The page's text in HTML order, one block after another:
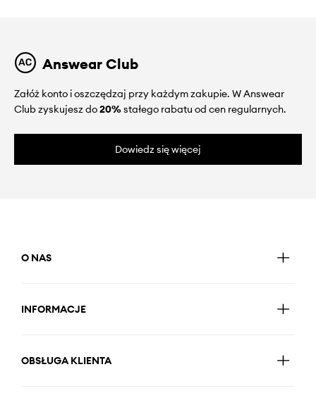
Answear Club
Załóż konto i oszczędzaj przy każdym zakupie. W Answear
Club zyskujesz do20%stałego rabatu od cen regularnych.
Dowiedz się więcej
O NAS
INFORMACJE
OBSŁUGA KLIENTA